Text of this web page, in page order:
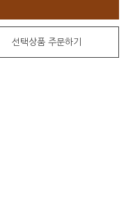
선택상품 주문하기